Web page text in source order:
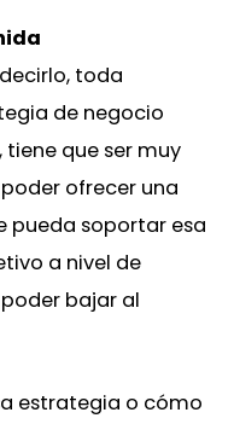
toda
de negocio
que ser muy
ofrecer una
pueda soportar esa
a nivel de
bajar al
estrategia o cómo